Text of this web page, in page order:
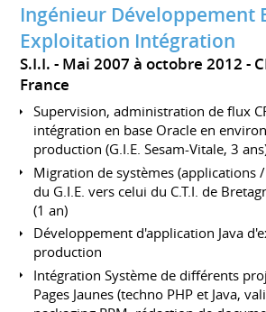
Ingénieur Développement
Exploitation Intégration
S.I.I. Mai 2007 à octobre 2012
France
Supervision, administration de flux
intégration en base Oracle en
production (G.I.E. Sesam-Vitale, 3
Migration de systèmes (applications
du G.I.E. vers celui du C.T.I. de
(1 an)
Développement d'application Java
production
Intégration Système de différents
Pages Jaunes (techno PHP et Java,